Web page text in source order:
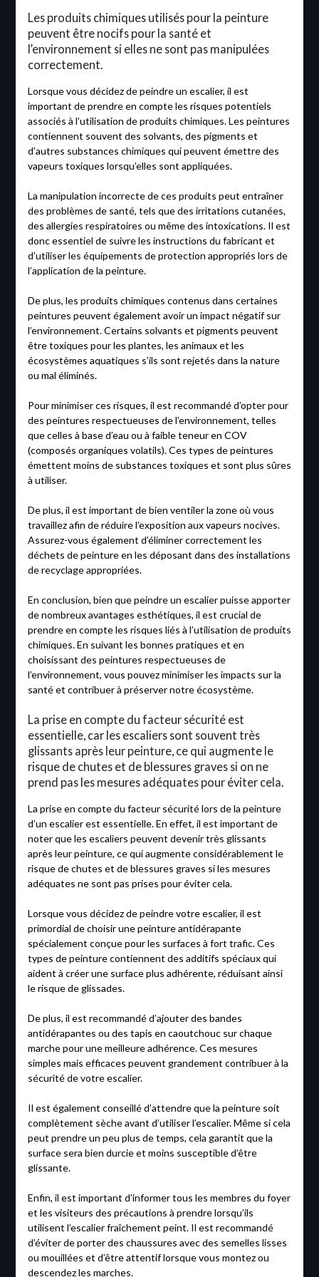
Les produits chimiques utilisés pour la peinture
peuvent être nocifs pour la santé et
l’environnement si elles ne sont pas manipulées
correctement.
Lorsque vous décidez de peindre un escalier, il est
important de prendre en compte les risques potentiels
associés à l’utilisation de produits chimiques. Les peintures
contiennent souvent des solvants, des pigments et
d’autres substances chimiques qui peuvent émettre des
vapeurs toxiques lorsqu’elles sont appliquées.
La manipulation incorrecte de ces produits peut entraîner
des problèmes de santé, tels que des irritations cutanées,
des allergies respiratoires ou même des intoxications. Il est
donc essentiel de suivre les instructions du fabricant et
d’utiliser les équipements de protection appropriés lors de
l’application de la peinture.
De plus, les produits chimiques contenus dans certaines
peintures peuvent également avoir un impact négatif sur
l’environnement. Certains solvants et pigments peuvent
être toxiques pour les plantes, les animaux et les
écosystèmes aquatiques s’ils sont rejetés dans la nature
ou mal éliminés.
Pour minimiser ces risques, il est recommandé d’opter pour
des peintures respectueuses de l’environnement, telles
que celles à base d’eau ou à faible teneur en COV
(composés organiques volatils). Ces types de peintures
émettent moins de substances toxiques et sont plus sûres
à utiliser.
De plus, il est important de bien ventiler la zone où vous
travaillez afin de réduire l’exposition aux vapeurs nocives.
Assurez-vous également d’éliminer correctement les
déchets de peinture en les déposant dans des installations
de recyclage appropriées.
En conclusion, bien que peindre un escalier puisse apporter
de nombreux avantages esthétiques, il est crucial de
prendre en compte les risques liés à l’utilisation de produits
chimiques. En suivant les bonnes pratiques et en
choisissant des peintures respectueuses de
l’environnement, vous pouvez minimiser les impacts sur la
santé et contribuer à préserver notre écosystème.
La prise en compte du facteur sécurité est
essentielle, car les escaliers sont souvent très
glissants après leur peinture, ce qui augmente le
risque de chutes et de blessures graves si on ne
prend pas les mesures adéquates pour éviter cela.
La prise en compte du facteur sécurité lors de la peinture
d’un escalier est essentielle. En effet, il est important de
noter que les escaliers peuvent devenir très glissants
après leur peinture, ce qui augmente considérablement le
risque de chutes et de blessures graves si les mesures
adéquates ne sont pas prises pour éviter cela.
Lorsque vous décidez de peindre votre escalier, il est
primordial de choisir une peinture antidérapante
spécialement conçue pour les surfaces à fort trafic. Ces
types de peinture contiennent des additifs spéciaux qui
aident à créer une surface plus adhérente, réduisant ainsi
le risque de glissades.
De plus, il est recommandé d’ajouter des bandes
antidérapantes ou des tapis en caoutchouc sur chaque
marche pour une meilleure adhérence. Ces mesures
simples mais efficaces peuvent grandement contribuer à la
sécurité de votre escalier.
Il est également conseillé d’attendre que la peinture soit
complètement sèche avant d’utiliser l’escalier. Même si cela
peut prendre un peu plus de temps, cela garantit que la
surface sera bien durcie et moins susceptible d’être
glissante.
Enfin, il est important d’informer tous les membres du foyer
et les visiteurs des précautions à prendre lorsqu’ils
utilisent l’escalier fraîchement peint. Il est recommandé
d’éviter de porter des chaussures avec des semelles lisses
ou mouillées et d’être attentif lorsque vous montez ou
descendez les marches.